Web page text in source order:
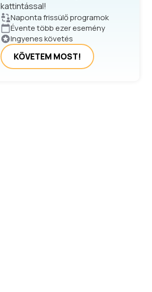
kattintással!
Naponta frissülő programok
Évente több ezer esemény
Ingyenes követés
KÖVETEM MOST!